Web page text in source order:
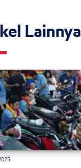
Lainnya